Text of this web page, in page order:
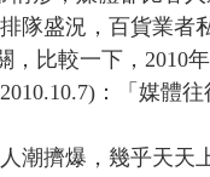
隊盛況，百貨業
，比較一下，2010
：「媒體
潮擠爆，幾乎天天